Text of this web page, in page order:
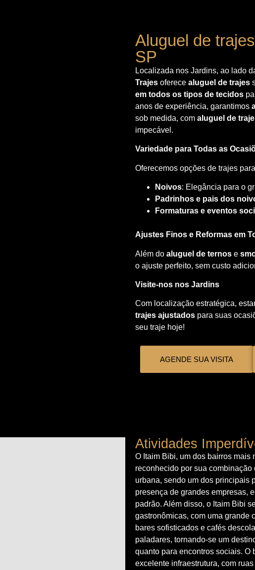
Aluguel de
SP
Localizada nos Jardins, ao lado
Trajes oferece aluguel de trajes
em todos os tipos de tecidos
anos de experiência, garantimos
sob medida, com aluguel de
impecável.
Variedade para Todas as
Oferecemos opções de trajes
Noivos: Elegância para o
Padrinhos e pais dos
Formaturas e eventos
Ajustes Finos e Reformas em
Além do aluguel de ternos e
o ajuste perfeito, sem custo
Visite-nos nos Jardins
Com localização estratégica,
trajes ajustados para suas
seu traje hoje!
AGENDE SUA VISITA
Atividades
O Itaim Bibi, um dos bairros
reconhecido por sua
urbana, sendo um dos principais
presença de grandes empresas,
padrão. Além disso, o Itaim Bibi
gastronômicas, com uma grande
bares sofisticados e cafés
paladares, tornando-se um
quanto para encontros sociais. O
excelente infraestrutura, com